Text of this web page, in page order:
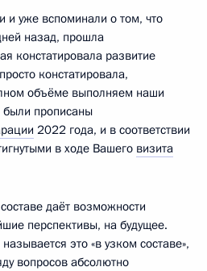
уже вспоминали о том, что
назад, прошла
констатировала развитие
констатировала,
объёме выполняем наши
были прописаны
2022 года, и в соответствии
в ходе Вашего визита
даёт возможности
перспективы, на будущее.
это «в узком составе»,
вопросов абсолютно